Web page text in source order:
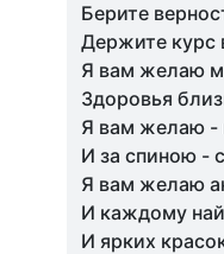
Берите
Держите курс
Я вам желаю
Здоровья
Я вам желаю
И за спиною -
Я вам желаю
И каждому
И ярких